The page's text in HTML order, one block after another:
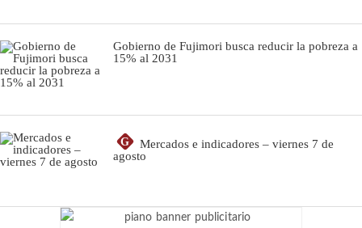
Gobierno de Fujimori busca reducir la pobreza a
15% al 2031
G
Mercados e indicadores – viernes 7 de
agosto